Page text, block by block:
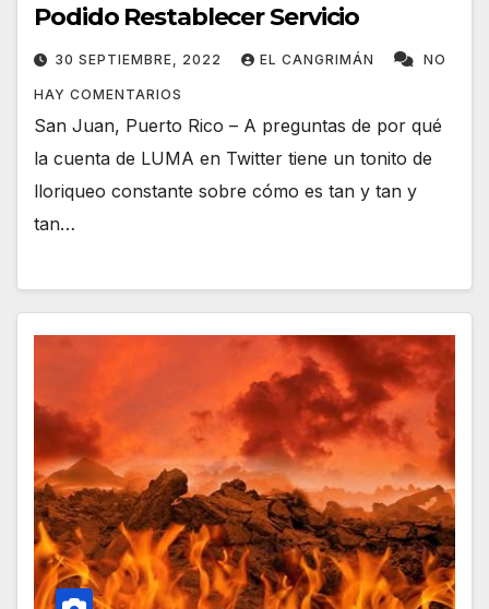
Podido Restablecer Servicio
30 SEPTIEMBRE, 2022 EL CANGRIMÁN NO
HAY COMENTARIOS
San Juan, Puerto Rico – A preguntas de por qué
la cuenta de LUMA en Twitter tiene un tonito de
lloriqueo constante sobre cómo es tan y tan y
tan…